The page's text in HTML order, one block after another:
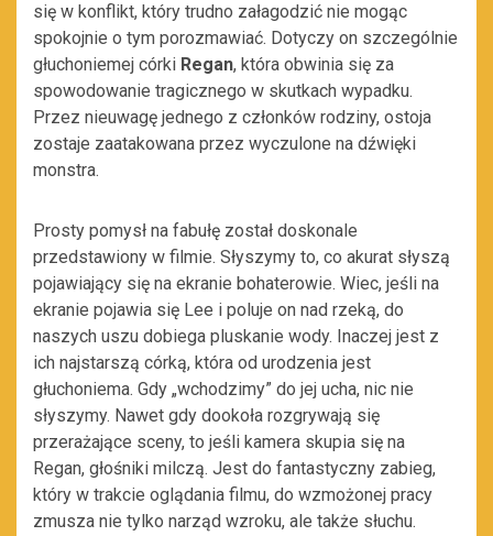
się w konflikt, który trudno załagodzić nie mogąc
spokojnie o tym porozmawiać. Dotyczy on szczególnie
głuchoniemej córki Regan, która obwinia się za
spowodowanie tragicznego w skutkach wypadku.
Przez nieuwagę jednego z członków rodziny, ostoja
zostaje zaatakowana przez wyczulone na dźwięki
monstra.
Prosty pomysł na fabułę został doskonale
przedstawiony w filmie. Słyszymy to, co akurat słyszą
pojawiający się na ekranie bohaterowie. Wiec, jeśli na
ekranie pojawia się Lee i poluje on nad rzeką, do
naszych uszu dobiega pluskanie wody. Inaczej jest z
ich najstarszą córką, która od urodzenia jest
głuchoniema. Gdy „wchodzimy” do jej ucha, nic nie
słyszymy. Nawet gdy dookoła rozgrywają się
przerażające sceny, to jeśli kamera skupia się na
Regan, głośniki milczą. Jest do fantastyczny zabieg,
który w trakcie oglądania filmu, do wzmożonej pracy
zmusza nie tylko narząd wzroku, ale także słuchu.